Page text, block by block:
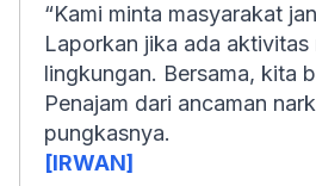
“Kami minta masyarakat
Laporkan jika ada aktivitas
lingkungan. Bersama, kita
Penajam dari ancaman
pungkasnya.
[IRWAN]